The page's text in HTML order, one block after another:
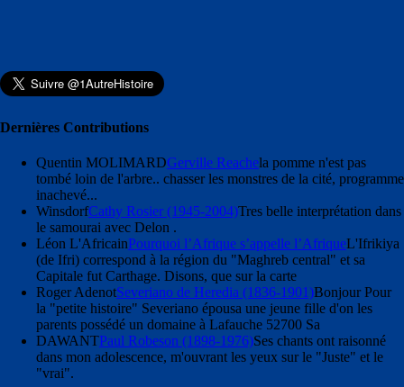
Dernières Contributions
Quentin MOLIMARDGerville Reachela pomme n'est pas
tombé loin de l'arbre.. chasser les monstres de la cité, programme
inachevé...
WinsdorfCathy Rosier (1945-2004)Tres belle interprétation dans
le samourai avec Delon .
Léon L'AfricainPourquoi l’Afrique s’appelle l’AfriqueL'Ifrikiya
(de Ifri) correspond à la région du "Maghreb central" et sa
Capitale fut Carthage. Disons, que sur la carte
Roger AdenotSeveriano de Heredia (1836-1901)Bonjour Pour
la "petite histoire" Severiano épousa une jeune fille d'on les
parents possédé un domaine à Lafauche 52700 Sa
DAWANTPaul Robeson (1898-1976)Ses chants ont raisonné
dans mon adolescence, m'ouvrant les yeux sur le "Juste" et le
"vrai".